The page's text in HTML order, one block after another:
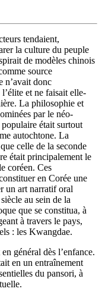
tendaient,
la culture du peuple
de modèles chinois
source
n’avait donc
et ne faisait elle-
La philosophie et
par le néo-
était surtout
autochtone. La
celle de la seconde
était principalement le
coréen. Ces
en Corée une
un art narratif oral
au sein de la
que se constitua, à
à travers le pays,
: les Kwangdae.
général dès l’enfance.
en un entraînement
du pansori, à